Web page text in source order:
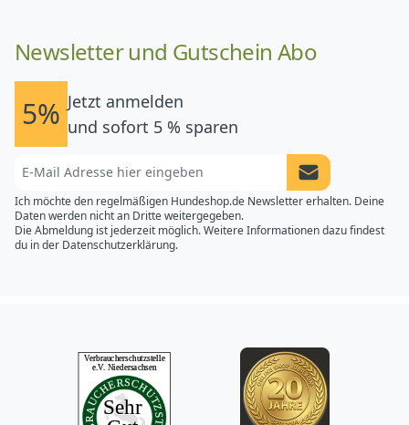
Newsletter und Gutschein Abo
5% Jetzt anmelden
und sofort 5 % sparen
Newsletter
Ich möchte den regelmäßigen Hundeshop.de Newsletter erhalten. Deine
Daten werden nicht an Dritte weitergegeben.
Die Abmeldung ist jederzeit möglich. Weitere Informationen dazu findest
du in der Datenschutzerklärung.